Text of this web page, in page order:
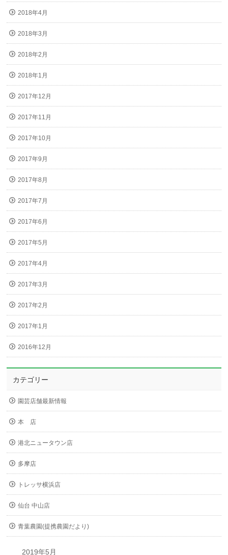
2018年4月
2018年3月
2018年2月
2018年1月
2017年12月
2017年11月
2017年10月
2017年9月
2017年8月
2017年7月
2017年6月
2017年5月
2017年4月
2017年3月
2017年2月
2017年1月
2016年12月
カテゴリー
園芸店舗最新情報
本 店
港北ニュータウン店
多摩店
トレッサ横浜店
仙台 中山店
青葉農園(提携農園だより)
2019年5月